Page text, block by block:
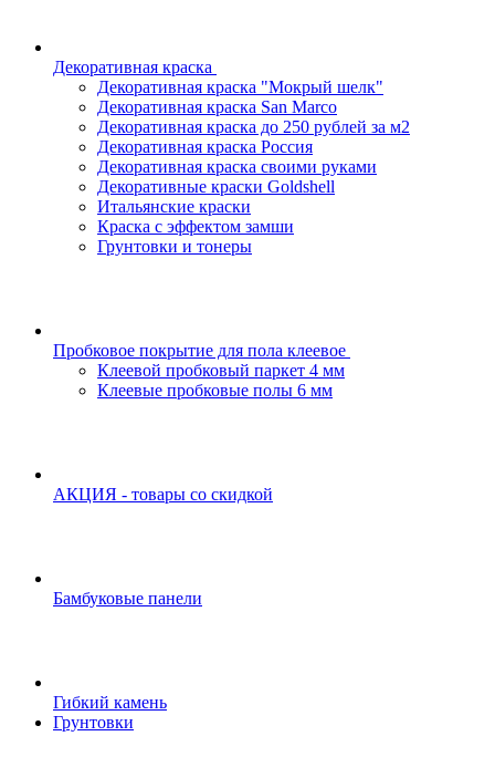
Декоративная краска
Декоративная краска "Мокрый шелк"
Декоративная краска San Marco
Декоративная краска до 250 рублей за м2
Декоративная краска Россия
Декоративная краска своими руками
Декоративные краски Goldshell
Итальянские краски
Краска с эффектом замши
Грунтовки и тонеры
Пробковое покрытие для пола клеевое
Клеевой пробковый паркет 4 мм
Клеевые пробковые полы 6 мм
АКЦИЯ - товары со скидкой
Бамбуковые панели
Гибкий камень
Грунтовки